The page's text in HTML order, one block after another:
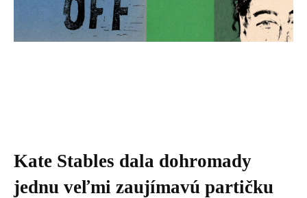
Kate Stables dala dohromady
jednu veľmi zaujímavú partičku